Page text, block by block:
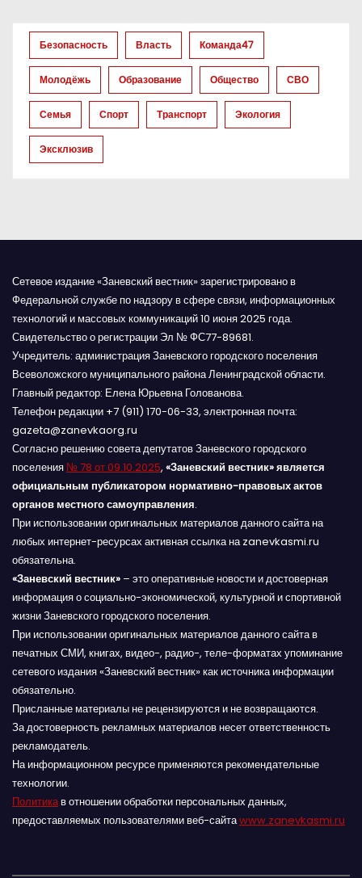
а
п
Безопасность Власть Команда47
Молодёжь Образование Общество СВО
Семья Спорт Транспорт Экология
Эксклюзив
Сетевое издание «Заневский вестник» зарегистрировано в
Федеральной службе по надзору в сфере связи, информационных
технологий и массовых коммуникаций 10 июня 2025 года.
Свидетельство о регистрации Эл № ФС77-89681.
Учредитель: администрация Заневского городского поселения
Всеволожского муниципального района Ленинградской области.
Главный редактор: Елена Юрьевна Голованова.
Телефон редакции +7 (911) 170-06-33, электронная почта:
gazeta@zanevkaorg.ru
Согласно решению совета депутатов Заневского городского
поселения № 78 от 09.10.2025, «Заневский вестник» является
официальным публикатором нормативно-правовых актов
органов местного самоуправления.
При использовании оригинальных материалов данного сайта на
любых интернет-ресурсах активная ссылка на zanevkasmi.ru
обязательна.
«Заневский вестник» – это оперативные новости и достоверная
информация о социально-экономической, культурной и спортивной
жизни Заневского городского поселения.
При использовании оригинальных материалов данного сайта в
печатных СМИ, книгах, видео-, радио-, теле-форматах упоминание
сетевого издания «Заневский вестник» как источника информации
обязательно.
Присланные материалы не рецензируются и не возвращаются.
За достоверность рекламных материалов несет ответственность
рекламодатель.
На информационном ресурсе применяются рекомендательные
технологии.
Политикав отношении обработки персональных данных,
предоставляемых пользователями веб-сайтаwww.zanevkasmi.ru